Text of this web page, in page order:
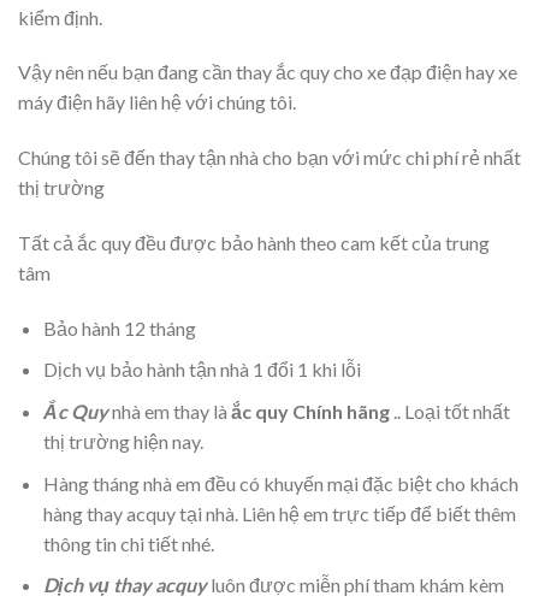
kiểm định.
Vậy nên nếu bạn đang cần thay ắc quy cho xe đạp điện hay xe
máy điện hãy liên hệ với chúng tôi.
Chúng tôi sẽ đến thay tận nhà cho bạn với mức chi phí rẻ nhất
thị trường
Tất cả ắc quy đều được bảo hành theo cam kết của trung
tâm
Bảo hành 12 tháng
Dịch vụ bảo hành tận nhà 1 đổi 1 khi lỗi
Ắc Quynhà em thay là ắc quy Chính hãng.. Loại tốt nhất
thị trường hiện nay.
Hàng tháng nhà em đều có khuyến mại đặc biệt cho khách
hàng thay acquy tại nhà. Liên hệ em trực tiếp để biết thêm
thông tin chi tiết nhé.
Dịch vụ thay acquyluôn được miễn phí tham khám kèm